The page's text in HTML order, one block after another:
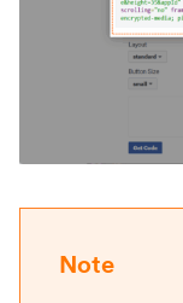
Note